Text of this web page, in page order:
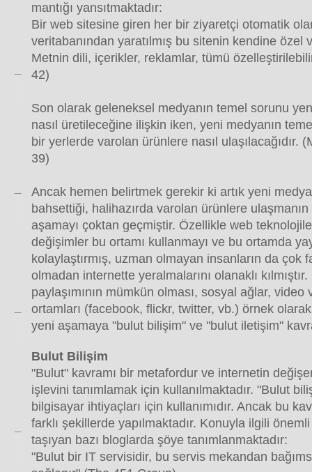
mantığı yansıtmaktadır:
Bir web sitesine giren her bir ziyaretçi otomatik
veritabanından yaratılmış bu sitenin kendine özel
Metnin dili, içerikler, reklamlar, tümü
42)
Son olarak geleneksel medyanın temel sorunu
nasıl üretileceğine ilişkin iken, yeni medyanın
bir yerlerde varolan ürünlere nasıl ulaşılacağıdır.
39)
Ancak hemen belirtmek gerekir ki artık yeni
bahsettiği, halihazırda varolan ürünlere
aşamayı çoktan geçmiştir. Özellikle web
değişimler bu ortamı kullanmayı ve bu ortamda
kolaylaştırmış, uzman olmayan insanların da çok
olmadan internette yeralmalarını olanaklı
paylaşımının mümkün olması, sosyal ağlar, video
ortamları (facebook, flickr, twitter, vb.) örnek
yeni aşamaya "bulut bilişim" ve "bulut iletişim"
Bulut Bilişim
"Bulut" kavramı bir metafordur ve internetin
işlevini tanımlamak için kullanılmaktadır. "Bulut
bilgisayar ihtiyaçları için kullanımıdır. Ancak bu
farklı şekillerde yapılmaktadır. Konuyla ilgili
taşıyan bazı bloglarda şöye tanımlanmaktadır:
"Bulut bir IT servisidir, bu servis mekandan